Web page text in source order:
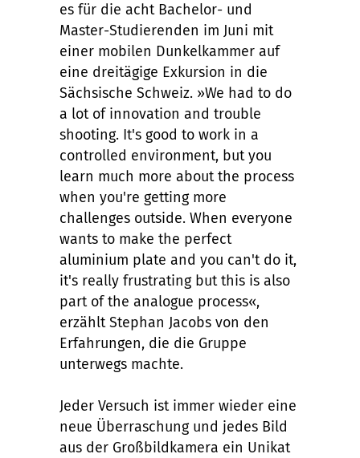
es für die acht Bachelor- und
Master-Studierenden im Juni mit
einer mobilen Dunkelkammer auf
eine dreitägige Exkursion in die
Sächsische Schweiz. »We had to do
a lot of innovation and trouble
shooting. It's good to work in a
controlled environment, but you
learn much more about the process
when you're getting more
challenges outside. When everyone
wants to make the perfect
aluminium plate and you can't do it,
it's really frustrating but this is also
part of the analogue process«,
erzählt Stephan Jacobs von den
Erfahrungen, die die Gruppe
unterwegs machte.
Jeder Versuch ist immer wieder eine
neue Überraschung und jedes Bild
aus der Großbildkamera ein Unikat